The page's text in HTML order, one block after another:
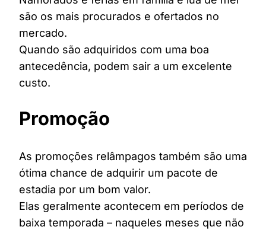
são os mais procurados e ofertados no
mercado.
Quando são adquiridos com uma boa
antecedência, podem sair a um excelente
custo.
Promoção
As promoções relâmpagos também são uma
ótima chance de adquirir um pacote de
estadia por um bom valor.
Elas geralmente acontecem em períodos de
baixa temporada – naqueles meses que não